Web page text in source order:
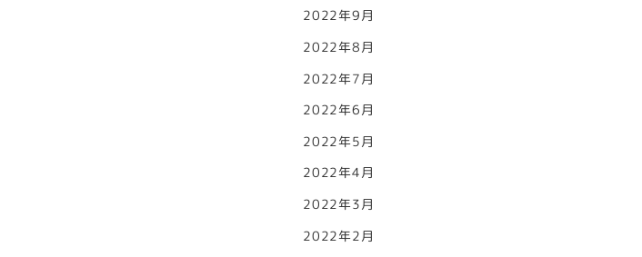
2022年9月
2022年8月
2022年7月
2022年6月
2022年5月
2022年4月
2022年3月
2022年2月